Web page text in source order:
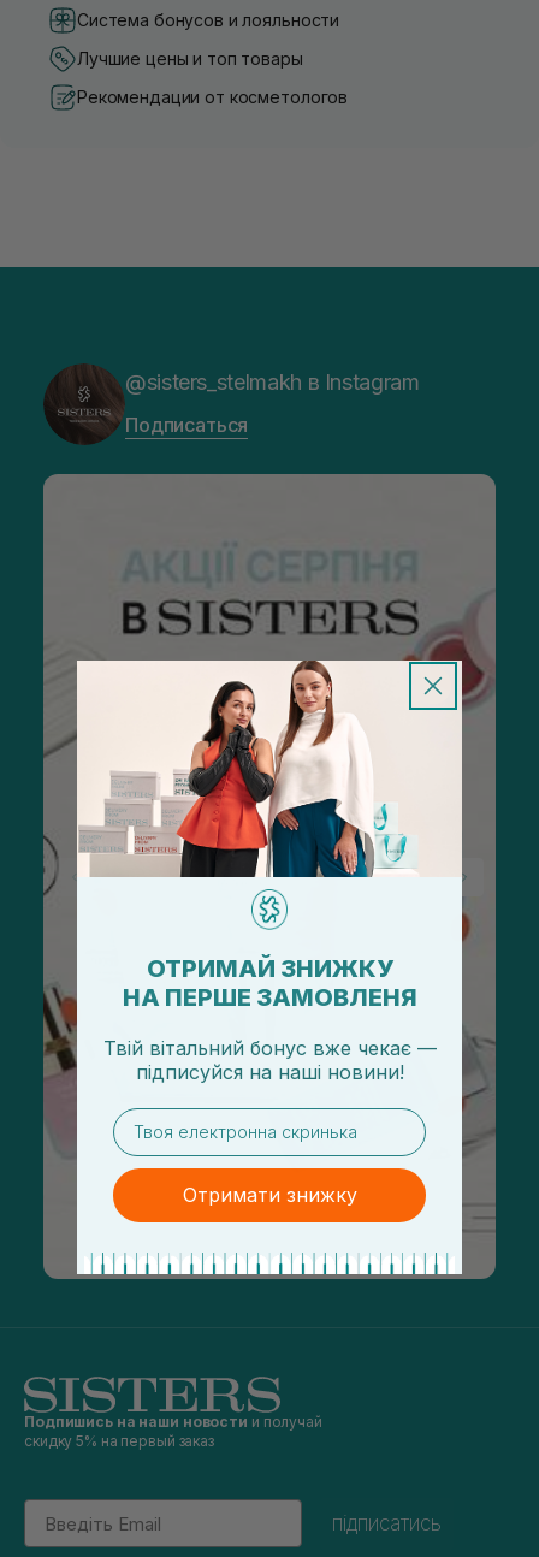
Система бонусов и лояльности
Лучшие цены и топ товары
Рекомендации от косметологов
@sisters_stelmakh в Instagram
Подписаться
Подпишись на наши новости и получай
скидку 5% на первый заказ
Email
підписатись
ОТРИМАЙ ЗНИЖКУ
НА ПЕРШЕ ЗАМОВЛЕНЯ
Твій вітальний бонус вже чекає —
підписуйся на наші новини!
email
Отримати знижку